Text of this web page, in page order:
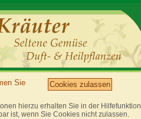
Sie
Cookies zulassen
hierzu erhalten Sie in der Hilfefunktion
ist, wenn Sie Cookies nicht zulassen.